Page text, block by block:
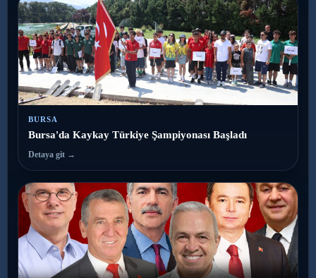
BURSA
Bursa'da Kaykay Türkiye Şampiyonası Başladı
Detaya git →